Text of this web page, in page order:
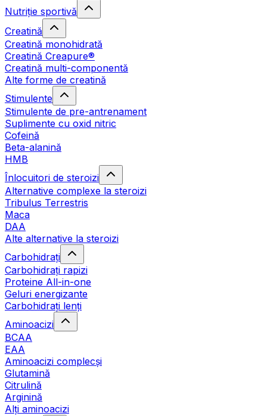
Nutriție sportivă
Creatină
Creatină monohidrată
Creatină Creapure®
Creatină multi-componentă
Alte forme de creatină
Stimulente
Stimulente de pre-antrenament
Suplimente cu oxid nitric
Cofeină
Beta-alanină
HMB
Înlocuitori de steroizi
Alternative complexe la steroizi
Tribulus Terrestris
Maca
DAA
Alte alternative la steroizi
Carbohidrați
Carbohidrați rapizi
Proteine All-in-one
Geluri energizante
Carbohidrați lenți
Aminoacizi
BCAA
EAA
Aminoacizi complecși
Glutamină
Citrulină
Arginină
Alți aminoacizi